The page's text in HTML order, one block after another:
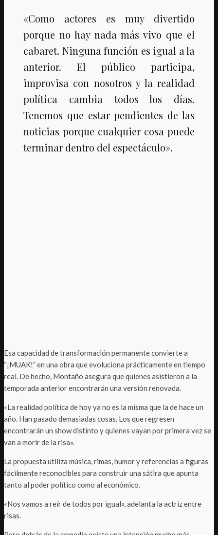
«Como actores es muy divertido
porque no hay nada más vivo que el
cabaret. Ninguna función es igual a la
anterior. El público participa,
improvisa con nosotros y la realidad
política cambia todos los días.
Tenemos que estar pendientes de las
noticias porque cualquier cosa puede
terminar dentro del espectáculo».
Esa capacidad de transformación permanente convierte a
“¡MUAK!” en una obra que evoluciona prácticamente en tiempo
real. De hecho, Montaño asegura que quienes asistieron a la
temporada anterior encontrarán una versión renovada.
«La realidad política de hoy ya no es la misma que la de hace un
año. Han pasado demasiadas cosas. Los que regresen
encontrarán un show distinto y quienes vayan por primera vez se
van a morir de la risa».
La propuesta utiliza música, rimas, humor y referencias a figuras
fácilmente reconocibles para construir una sátira que apunta
tanto al poder político como al económico.
«Nos vamos a reír de todos por igual», adelanta la actriz entre
risas.